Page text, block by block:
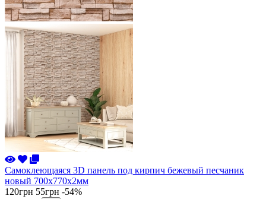
Самоклеющаяся 3D панель под кирпич бежевый песчаник
новый 700x770x2мм
120грн 55грн -54%